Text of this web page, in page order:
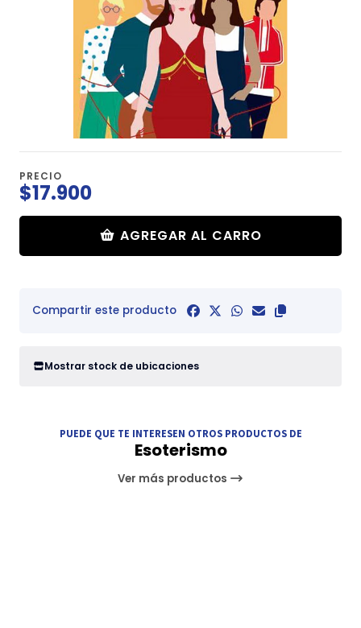
PRECIO
$17.900
AGREGAR AL CARRO
Compartir este producto
Mostrar stock de ubicaciones
PUEDE QUE TE INTERESEN OTROS PRODUCTOS DE
Esoterismo
Ver más productos